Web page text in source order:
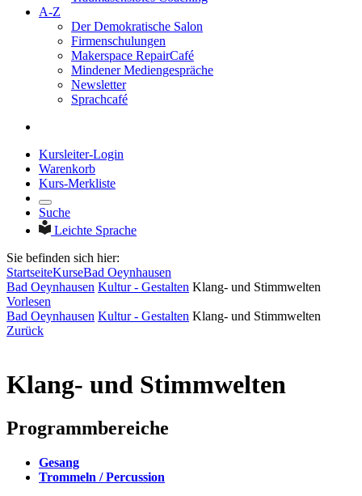
A-Z
Der Demokratische Salon
Firmenschulungen
Makerspace RepairCafé
Mindener Mediengespräche
Newsletter
Sprachcafé
Kursleiter-Login
Warenkorb
Kurs-Merkliste
Suche
Leichte Sprache
Sie befinden sich hier:
StartseiteKurseBad Oeynhausen
Bad Oeynhausen Kultur - Gestalten Klang- und Stimmwelten
Vorlesen
Bad Oeynhausen Kultur - Gestalten Klang- und Stimmwelten
Zurück
Klang- und Stimmwelten
Programmbereiche
Gesang
Trommeln / Percussion